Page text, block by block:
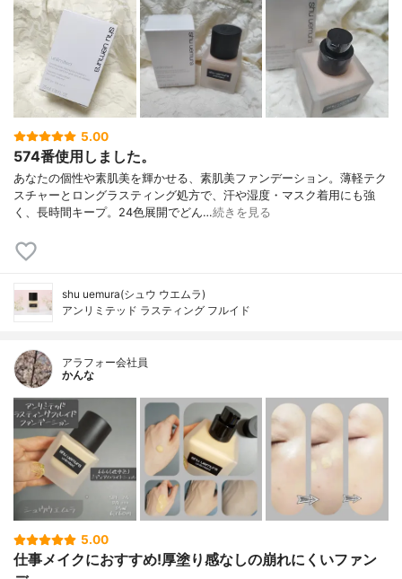
5.00
574番使用しました。
あなたの個性や素肌美を輝かせる、素肌美ファンデーション。薄軽テク
スチャーとロングラスティング処方で、汗や湿度・マスク着用にも強
く、長時間キープ。24色展開でどん…続きを見る
shu uemura(シュウ ウエムラ)
アンリミテッド ラスティング フルイド
アラフォー会社員
かんな
5.00
仕事メイクにおすすめ!厚塗り感なしの崩れにくいファン